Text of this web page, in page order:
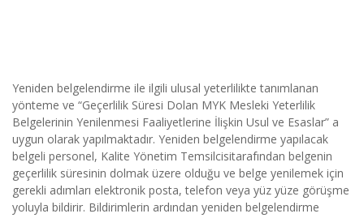
Yeniden belgelendirme ile ilgili ulusal yeterlilikte tanımlanan
yönteme ve “Geçerlilik Süresi Dolan MYK Mesleki Yeterlilik
Belgelerinin Yenilenmesi Faaliyetlerine İlişkin Usul ve Esaslar” a
uygun olarak yapılmaktadır. Yeniden belgelendirme yapılacak
belgeli personel, Kalite Yönetim Temsilcisitarafından belgenin
geçerlilik süresinin dolmak üzere olduğu ve belge yenilemek için
gerekli adımları elektronik posta, telefon veya yüz yüze görüşme
yoluyla bildirir. Bildirimlerin ardından yeniden belgelendirme